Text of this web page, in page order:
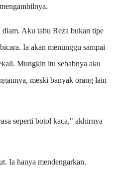
Aku tahu Reza bukan tipe
Ia akan menunggu sampai
Mungkin itu sebabnya aku
meski banyak orang lain
seperti botol kaca," akhirnya
Ia hanya mendengarkan.